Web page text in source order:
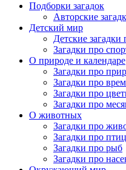
Подборки загадок
Авторские
Детский мир
Детские загадки
Загадки про
О природе и календаре
Загадки про
Загадки про
Загадки про
Загадки про
О животных
Загадки про
Загадки про птиц
Загадки про рыб
Загадки про